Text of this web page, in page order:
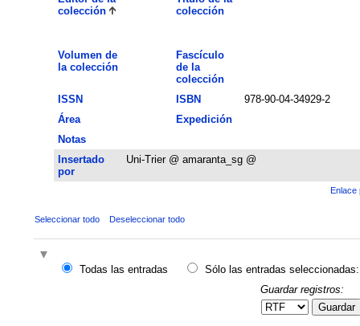
colección
colección
Volumen de
la colección
Fascículo
de la
colección
ISSN
ISBN
978-90-04-34929-2
Área
Expedición
Notas
Insertado
por
Uni-Trier @ amaranta_sg @
Enlace
Seleccionar todo Deseleccionar todo
Todas las entradas
Sólo las entradas seleccionadas:
Guardar registros:
Guardar